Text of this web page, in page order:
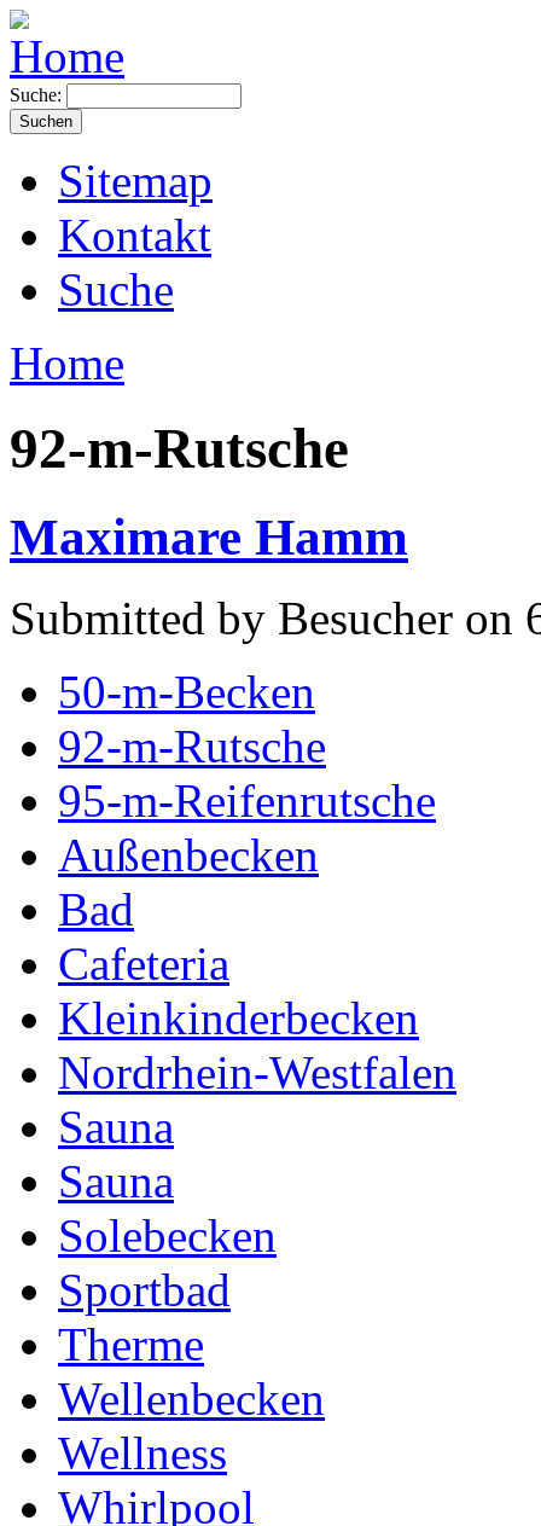
Suche:
Sitemap
Kontakt
Suche
Home
92-m-Rutsche
Maximare Hamm
Submitted by Besucher
50-m-Becken
92-m-Rutsche
95-m-Reifenrutsche
Außenbecken
Bad
Cafeteria
Kleinkinderbecken
Nordrhein-Westfalen
Sauna
Sauna
Solebecken
Sportbad
Therme
Wellenbecken
Wellness
Whirlpool